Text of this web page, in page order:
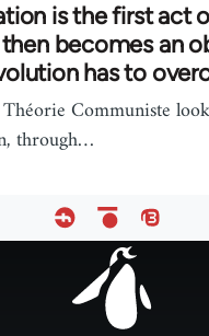
is the first act
becomes an
has to
Communiste
through…